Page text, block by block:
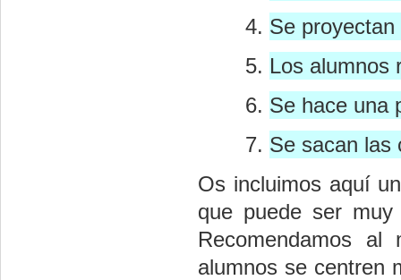
Se
Los alumnos
Se hace una
Se sacan las
Os incluimos aquí
que puede ser
Recomendamos
alumnos se centren